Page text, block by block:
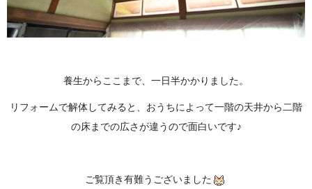
養生からここまで、一日半かかりました。
リフォームで解体してみると、おうちによって一階の天井から二階
の床までの広さが違うので面白いです♪
ご覧頂き有難うございました